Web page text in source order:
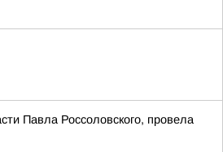
Павла Россоловского, провела